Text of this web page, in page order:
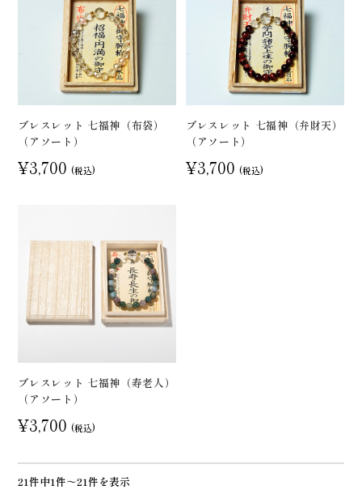
ブレスレット 七福神（布袋）
（アソート）
¥3,700 (税込)
ブレスレット 七福神（弁財天）
（アソート）
¥3,700 (税込)
ブレスレット 七福神（寿老人）
（アソート）
¥3,700 (税込)
21件中1件～21件を表示